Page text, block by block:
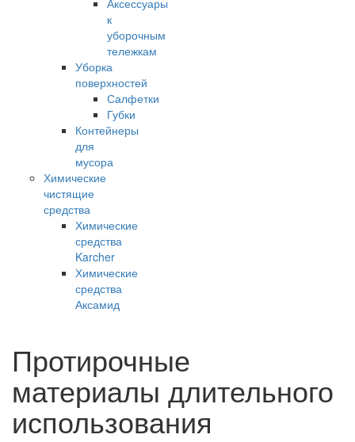
Аксессуары
к
уборочным
тележкам
Уборка
поверхностей
Салфетки
Губки
Контейнеры
для
мусора
Химические
чистящие
средства
Химические
средства
Karcher
Химические
средства
Аксамид
Протирочные
материалы длительного
использования